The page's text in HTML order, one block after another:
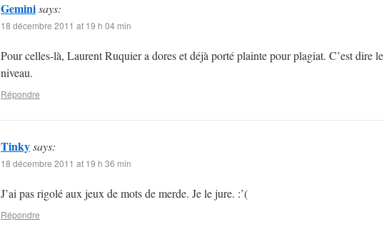
Geminisays:
18 décembre 2011 at 19 h 04 min
Pour celles-là, Laurent Ruquier a dores et déjà porté plainte pour plagiat. C’est dire le
niveau.
Répondre
Tinkysays:
18 décembre 2011 at 19 h 36 min
J’ai pas rigolé aux jeux de mots de merde. Je le jure. :’(
Répondre